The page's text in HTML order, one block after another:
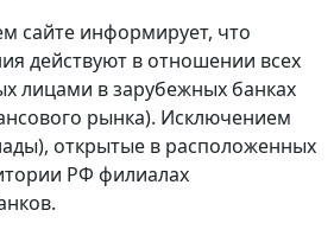
сайте информирует, что
действуют в отношении всех
лицами в зарубежных банках
рынка). Исключением
открытые в расположенных
РФ филиалах